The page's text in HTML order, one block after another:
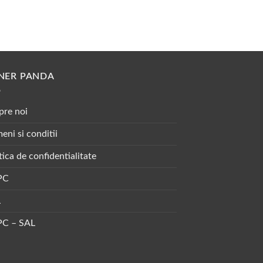
PANDA
noi
si conditii
de confidentialitate
– SAL